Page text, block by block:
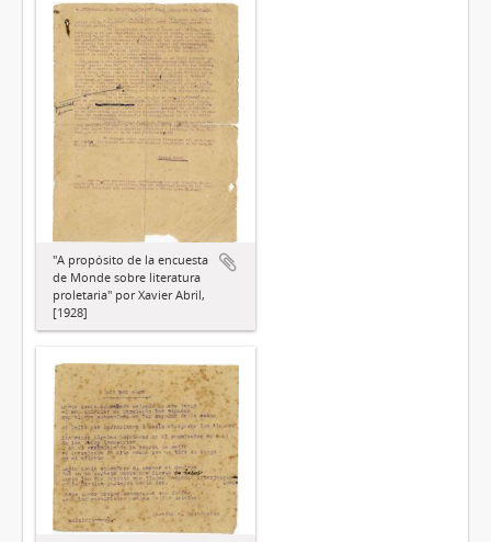
"A propósito de la encuesta
de Monde sobre literatura
proletaria" por Xavier Abril,
[1928]